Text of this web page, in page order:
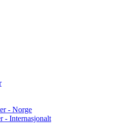
- Norge
- Internasjonalt